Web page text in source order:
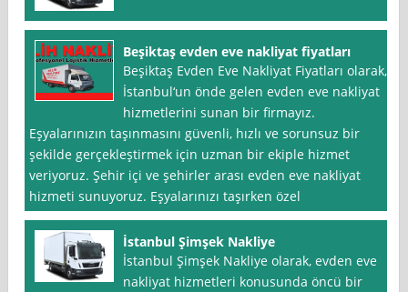
Beşiktaş evden eve nakliyat fiyatları
Beşiktaş Evden Eve Nakliyat Fiyatları olarak,
İstanbul‘un önde gelen evden eve nakliyat
hizmetlerini sunan bir firmayız.
Eşyalarınızın taşınmasını güvenli, hızlı ve sorunsuz bir
şekilde gerçekleştirmek için uzman bir ekiple hizmet
veriyoruz. Şehir içi ve şehirler arası evden eve nakliyat
hizmeti sunuyoruz. Eşyalarınızı taşırken özel
İstanbul Şimşek Nakliye
İstanbul Şimşek Nakliye olarak, evden eve
nakliyat hizmetleri konusunda öncü bir